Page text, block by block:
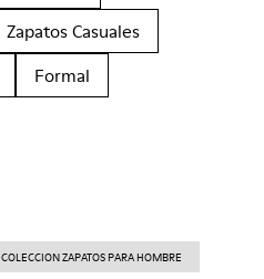
Zapatos Casuales
Formal
COLECCION ZAPATOS PARA HOMBRE